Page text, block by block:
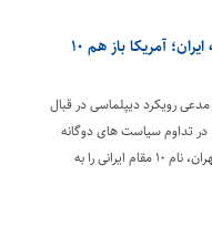
هماهنگی محور واشنگتن – لندن علیه ایران؛ آمریکا باز هم ۱۰
رویکرد دیپلماسی در قبال
تداوم سیاست های دوگانه
خود و فشار حداکثری علیه تهران، نام ۱۰ مقام ایرانی را به